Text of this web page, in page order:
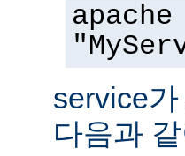
service
다음과